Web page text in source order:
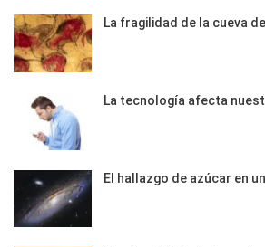
La fragilidad de la cueva
La tecnología afecta
El hallazgo de azúcar en